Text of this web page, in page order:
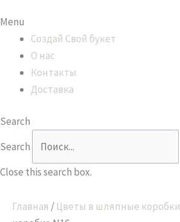
Menu
Создай Свой букет
О нас
Контакты
Доставка
Search
Search
Close this search box.
Главная / Цветы в шляпные коробки